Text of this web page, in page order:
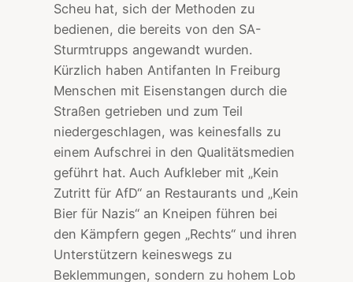
Scheu hat, sich der Methoden zu
bedienen, die bereits von den SA-
Sturmtrupps angewandt wurden.
Kürzlich haben Antifanten In Freiburg
Menschen mit Eisenstangen durch die
Straßen getrieben und zum Teil
niedergeschlagen, was keinesfalls zu
einem Aufschrei in den Qualitätsmedien
geführt hat. Auch Aufkleber mit „Kein
Zutritt für AfD“ an Restaurants und „Kein
Bier für Nazis“ an Kneipen führen bei
den Kämpfern gegen „Rechts“ und ihren
Unterstützern keineswegs zu
Beklemmungen, sondern zu hohem Lob